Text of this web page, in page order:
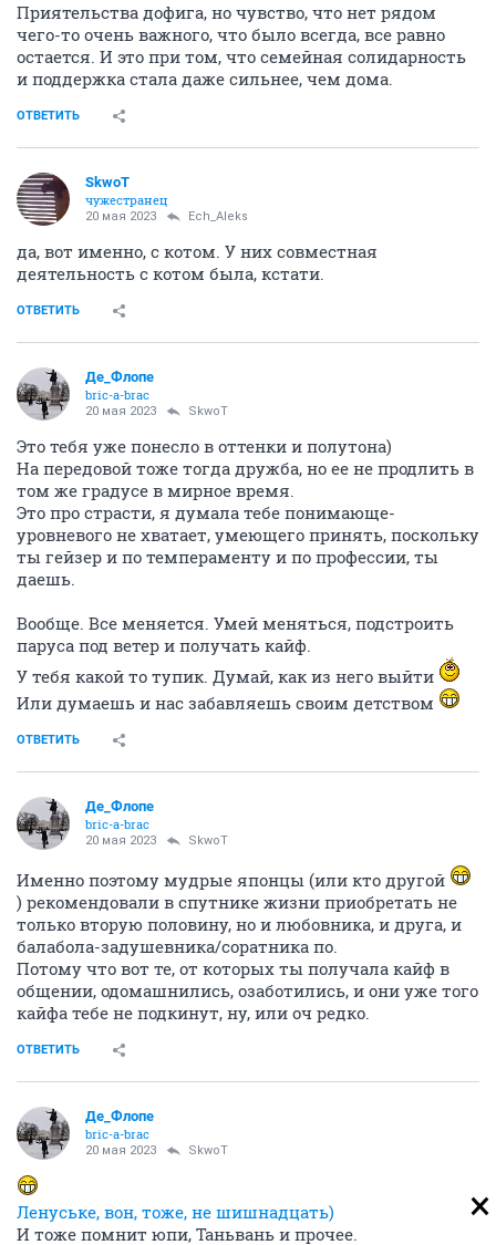
Приятельства дофига, но чувство, что нет рядом
чего-то очень важного, что было всегда, все равно
остается. И это при том, что семейная солидарность
и поддержка стала даже сильнее, чем дома.
ОТВЕТИТЬ
SkwоT
чужестранец
20 мая 2023 Ech_Aleks
да, вот именно, с котом. У них совместная
деятельность с котом была, кстати.
ОТВЕТИТЬ
Де_Флопе
bric-a-brac
20 мая 2023 SkwоT
Это тебя уже понесло в оттенки и полутона)
На передовой тоже тогда дружба, но ее не продлить в
том же градусе в мирное время.
Это про страсти, я думала тебе понимающе-
уровневого не хватает, умеющего принять, поскольку
ты гейзер и по темпераменту и по профессии, ты
даешь.
Вообще. Все меняется. Умей меняться, подстроить
паруса под ветер и получать кайф.
У тебя какой то тупик. Думай, как из него выйти
Или думаешь и нас забавляешь своим детством
ОТВЕТИТЬ
Де_Флопе
bric-a-brac
20 мая 2023 SkwоT
Именно поэтому мудрые японцы (или кто другой
) рекомендовали в спутнике жизни приобретать не
только вторую половину, но и любовника, и друга, и
балабола-задушевника/соратника по.
Потому что вот те, от которых ты получала кайф в
общении, одомашнились, озаботились, и они уже того
кайфа тебе не подкинут, ну, или оч редко.
ОТВЕТИТЬ
Де_Флопе
bric-a-brac
20 мая 2023 SkwоT
Ленуське, вон, тоже, не шишнадцать)
И тоже помнит юпи, Таньвань и прочее.